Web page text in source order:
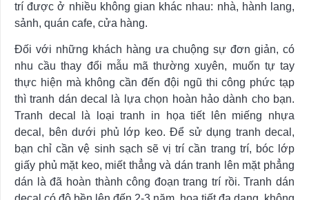
trí được ở nhiều không gian khác nhau: nhà, hành lang,
sảnh, quán cafe, cửa hàng.
Đối với những khách hàng ưa chuộng sự đơn giản, có
nhu cầu thay đổi mẫu mã thường xuyên, muốn tự tay
thực hiện mà không cần đến đội ngũ thi công phức tạp
thì tranh dán decal là lựa chọn hoàn hảo dành cho bạn.
Tranh decal là loại tranh in họa tiết lên miếng nhựa
decal, bên dưới phủ lớp keo. Để sử dụng tranh decal,
bạn chỉ cần vệ sinh sạch sẽ vị trí cần trang trí, bóc lớp
giấy phủ mặt keo, miết thẳng và dán tranh lên mặt phẳng
dán là đã hoàn thành công đoạn trang trí rồi. Tranh dán